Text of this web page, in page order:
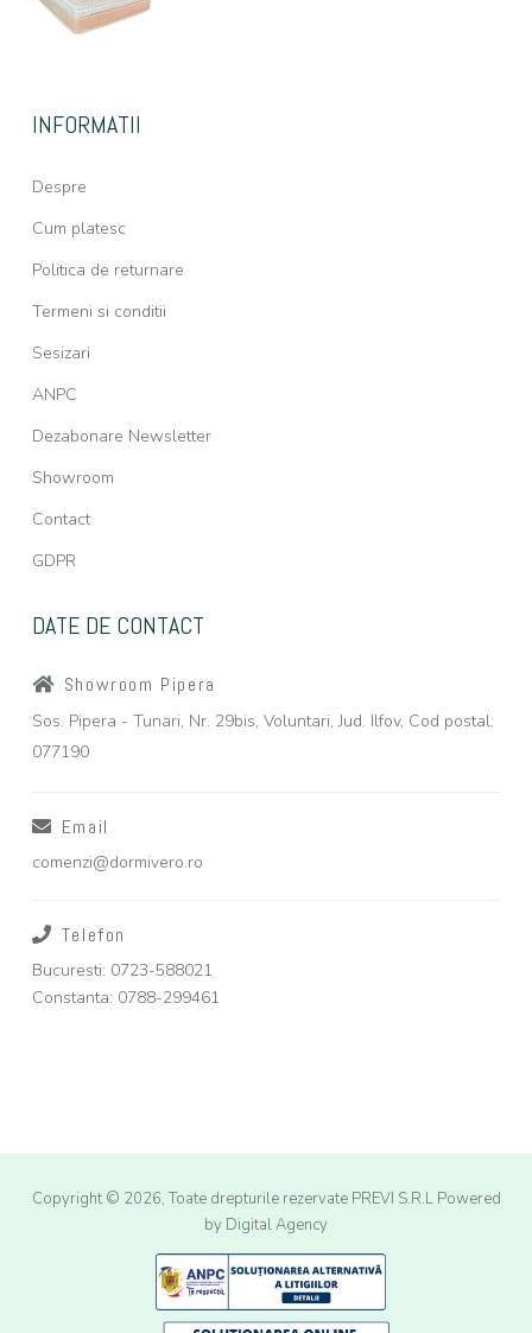
INFORMATII
Despre
Cum platesc
Politica de returnare
Termeni si conditii
Sesizari
ANPC
Dezabonare Newsletter
Showroom
Contact
GDPR
DATE DE CONTACT
Showroom Pipera
Sos. Pipera - Tunari, Nr. 29bis, Voluntari, Jud. Ilfov, Cod postal:
077190
Email
comenzi@dormivero.ro
Telefon
Bucuresti: 0723-588021
Constanta: 0788-299461
Copyright © 2026, Toate drepturile rezervate PREVI S.R.L Powered
by Digital Agency